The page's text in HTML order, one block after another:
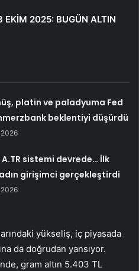
EKİM 2025: BUGÜN ALTIN
platin ve paladyuma Fed
beklentiyi düşürdü
2026
sistemi devrede… İlk
girişimci gerçekleştirdi
2026
yükseliş, iç piyasada
da doğrudan yansıyor.
gram altın 5.403 TL